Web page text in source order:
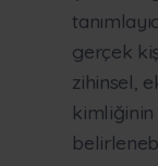
gerçek
zihinsel,